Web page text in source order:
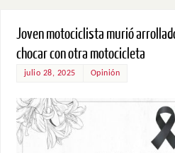
Joven motociclista murió
chocar con otra motocicleta
julio 28, 2025 Opinión